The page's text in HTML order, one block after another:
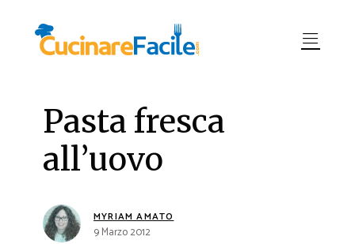
Pasta fresca
all’uovo
MYRIAM AMATO
9 Marzo 2012